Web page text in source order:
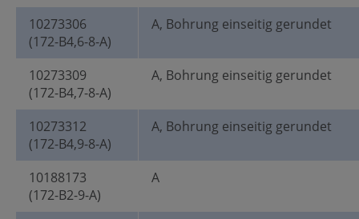
10273306
(172-B4,6-8-A)
A, Bohrung einseitig gerundet
10273309
(172-B4,7-8-A)
A, Bohrung einseitig gerundet
10273312
(172-B4,9-8-A)
A, Bohrung einseitig gerundet
10188173
(172-B2-9-A)
A